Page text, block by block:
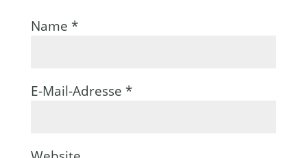
Name *
E-Mail-Adresse *